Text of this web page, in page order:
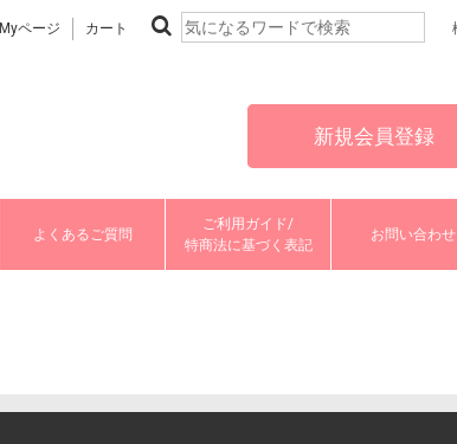
Myページ カート
新規会員登録
よくあるご質問
ご利用ガイド/
特商法に基づく表記
お問い合わせ